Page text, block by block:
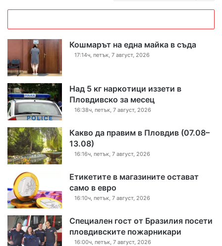
Кошмарът на една майка в съда
17:14ч, петък, 7 август, 2026
Над 5 кг наркотици иззети в
Пловдивско за месец
16:38ч, петък, 7 август, 2026
Какво да правим в Пловдив (07.08–
13.08)
16:16ч, петък, 7 август, 2026
Етикетите в магазините остават
само в евро
16:10ч, петък, 7 август, 2026
Специален гост от Бразилия посети
пловдивските пожарникари
16:00ч, петък, 7 август, 2026